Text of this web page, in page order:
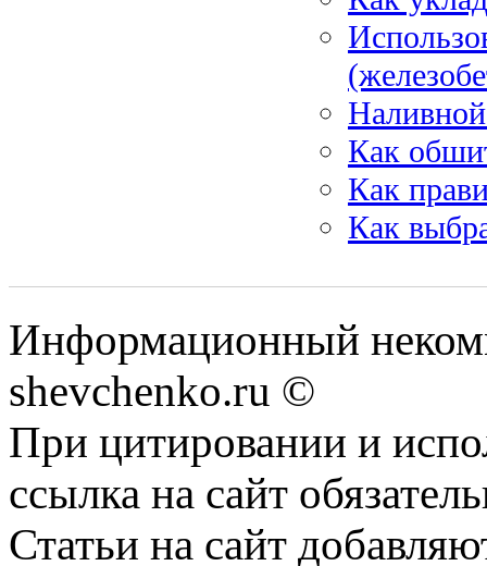
Как
Как
Как
Информационный
shevchenko.ru ©
При цитировании и
ссылка на сайт
Статьи на сайт